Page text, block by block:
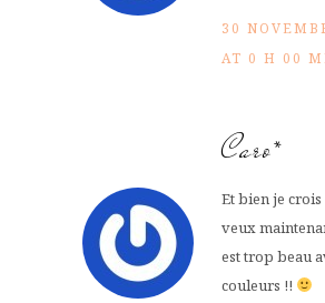
30
AT 0 H 00
Caro*
Et bien je crois
veux
est trop beau
couleurs !!